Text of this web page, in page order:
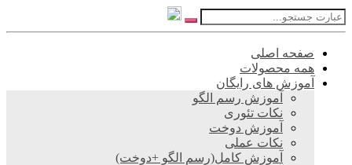
صفحه اصلی
همه محصولات
آموزش های رایگان
آموزش رسم الگو
نکات تئوری
آموزش دوخت
نکات عملی
آموزش کامل(رسم الگو +دوخت)